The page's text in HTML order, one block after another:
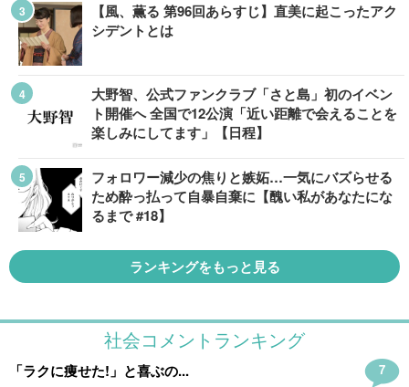
【風、薫る 第96回あらすじ】直美に起こったアク
シデントとは
大野智、公式ファンクラブ「さと島」初のイベン
ト開催へ 全国で12公演「近い距離で会えることを
楽しみにしてます」【日程】
フォロワー減少の焦りと嫉妬…一気にバズらせる
ため酔っ払って自暴自棄に【醜い私があなたにな
るまで #18】
ランキングをもっと見る